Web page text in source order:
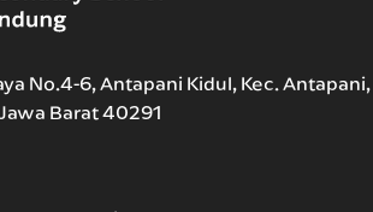
No.4-6, Antapani Kidul, Kec. Antapani,
Barat 40291